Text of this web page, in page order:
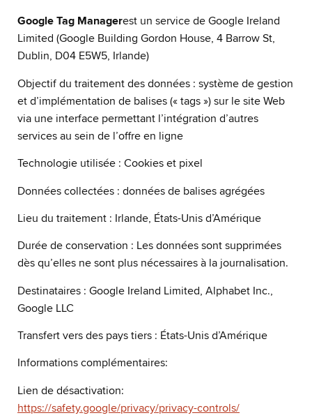
Google Tag Managerest un service de Google Ireland
Limited (Google Building Gordon House, 4 Barrow St,
Dublin, D04 E5W5, Irlande)
Objectif du traitement des données : système de gestion
et d’implémentation de balises (« tags ») sur le site Web
via une interface permettant l’intégration d’autres
services au sein de l’offre en ligne
Technologie utilisée : Cookies et pixel
Données collectées : données de balises agrégées
Lieu du traitement : Irlande, États-Unis d’Amérique
Durée de conservation : Les données sont supprimées
dès qu’elles ne sont plus nécessaires à la journalisation.
Destinataires : Google Ireland Limited, Alphabet Inc.,
Google LLC
Transfert vers des pays tiers : États-Unis d’Amérique
Informations complémentaires:
Lien de désactivation:
https://safety.google/privacy/privacy-controls/